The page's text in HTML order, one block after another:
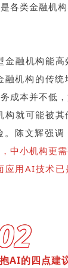
各类金融机
金融机构能高
融机构的传统
成本并不低
构就可能被其
。陈文辉强调
中小机构更需
应用AI技术已
AI的四点建